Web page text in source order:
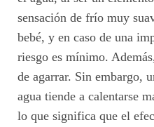
sensación de frío muy
bebé, y en caso de una
riesgo es mínimo.
de agarrar. Sin embargo,
agua tiende a calentarse
lo que significa que el